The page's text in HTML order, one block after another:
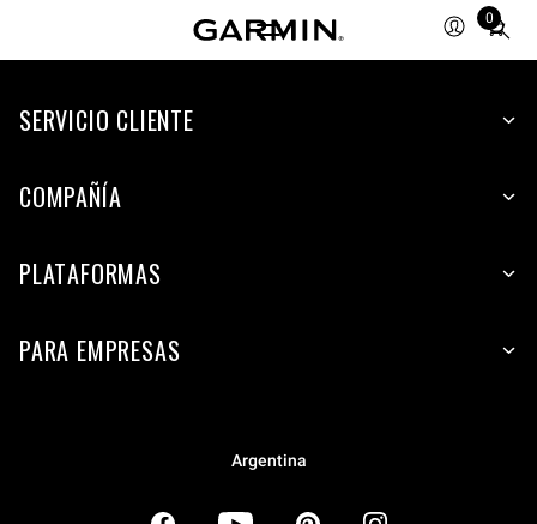
0
Total
items
cart:
SERVICIO CLIENTE
COMPAÑÍA
PLATAFORMAS
PARA EMPRESAS
Argentina